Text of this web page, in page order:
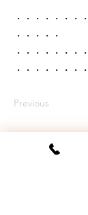
・・・・・・・
・・・・・
・・・・・・・
・・・・・・・・
Previous